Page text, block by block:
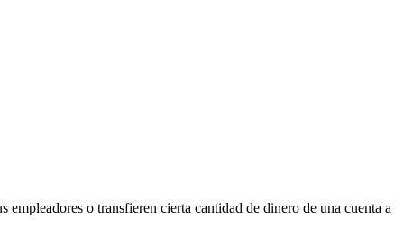
o transfieren cierta cantidad de dinero de una cuenta a